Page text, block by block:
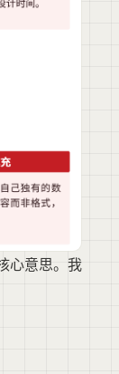
心意思。我